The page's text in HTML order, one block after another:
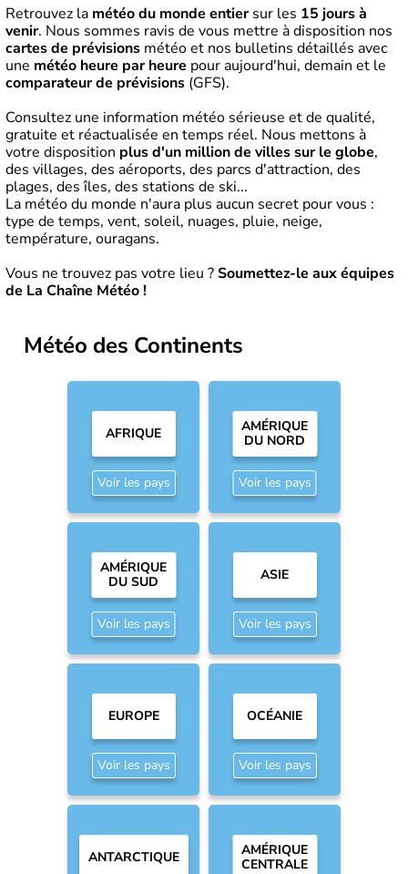
Retrouvez la météo du monde entiersur les 15 jours à
venir. Nous sommes ravis de vous mettre à disposition nos
cartes de prévisions météo et nos bulletins détaillés avec
une météo heure par heure pour aujourd'hui, demain et le
comparateur de prévisions (GFS).
Consultez une information météo sérieuse et de qualité,
gratuite et réactualisée en temps réel. Nous mettons à
votre disposition plus d'un million de villes sur le globe,
des villages, des aéroports, des parcs d'attraction, des
plages, des îles, des stations de ski...
La météo du monde n'aura plus aucun secret pour vous :
type de temps, vent, soleil, nuages, pluie, neige,
température, ouragans.
Vous ne trouvez pas votre lieu ?Soumettez-le aux équipes
de La Chaîne Météo !
Météo des Continents
AFRIQUE
Voir les pays
AMÉRIQUE
DU NORD
Voir les pays
AMÉRIQUE
DU SUD
Voir les pays
ASIE
Voir les pays
EUROPE
Voir les pays
OCÉANIE
Voir les pays
ANTARCTIQUE
AMÉRIQUE
CENTRALE